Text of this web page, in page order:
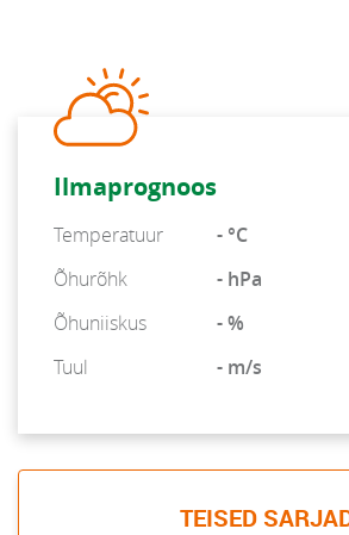
Ilmaprognoos
Temperatuur
- °C
Õhurõhk
- hPa
Õhuniiskus
- %
Tuul
- m/s
TEISED